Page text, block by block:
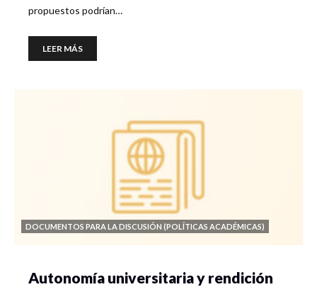
propuestos podrían…
LEER MÁS
DOCUMENTOS PARA LA DISCUSIÓN (POLÍTICAS ACADÉMICAS)
Autonomía universitaria y rendición